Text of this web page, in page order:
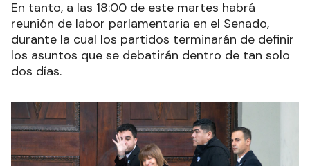
En tanto, a las 18:00 de este martes habrá
reunión de labor parlamentaria en el Senado,
durante la cual los partidos terminarán de definir
los asuntos que se debatirán dentro de tan solo
dos días.